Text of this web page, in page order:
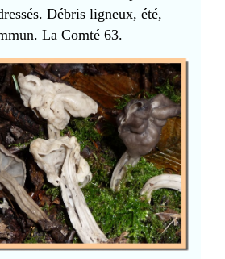
Débris ligneux, été,
La Comté 63.